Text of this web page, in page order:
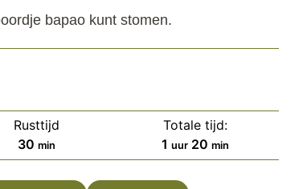
bapao kunt stomen.
Rusttijd
30 minuten
min
Totale tijd:
1 uur
uur 20 minuten
min